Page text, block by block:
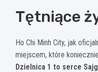
Tętniące
Ho Chi Minh City, jak
miejscem, które
Dzielnica 1 to serce